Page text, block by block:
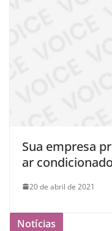
Sua empresa
ar
20 de abril de 2021
Notícias